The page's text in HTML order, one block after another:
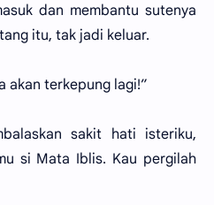
dan membantu sutenya
itu, tak jadi keluar.
akan terkepung lagi!”
sakit hati isteriku,
si Mata Iblis. Kau pergilah